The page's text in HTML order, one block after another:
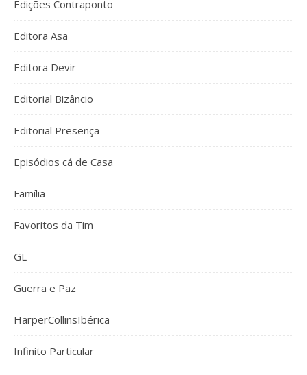
Edições Contraponto
Editora Asa
Editora Devir
Editorial Bizâncio
Editorial Presença
Episódios cá de Casa
Família
Favoritos da Tim
GL
Guerra e Paz
HarperCollinsIbérica
Infinito Particular